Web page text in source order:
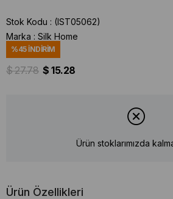
Stok Kodu
(IST05062)
Marka : Silk Home
%45İNDIRIM
$ 27.78 $ 15.28
Ürün stoklarımızda
Ürün Özellikleri